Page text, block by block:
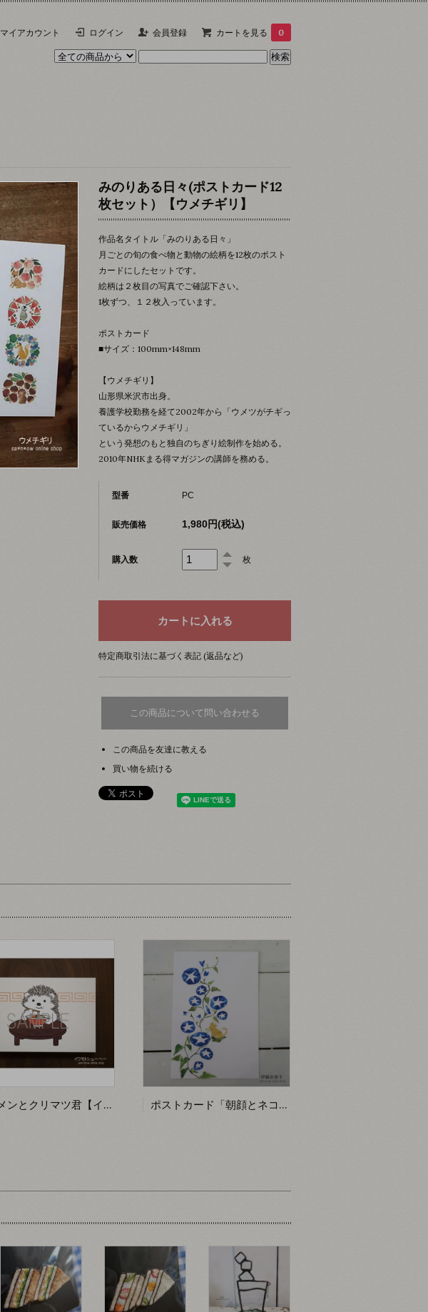
マイアカウント ログイン 会員登録 カートを見る 0
みのりある日々(ポストカード12
枚セット）【ウメチギリ】
作品名タイトル「みのりある日々」
月ごとの旬の食べ物と動物の絵柄を12枚のポスト
カードにしたセットです。
絵柄は２枚目の写真でご確認下さい。
1枚ずつ、１２枚入っています。
ポストカード
■サイズ：100mm×148mm
【ウメチギリ】
山形県米沢市出身。
養護学校勤務を経て2002年から「ウメツがチギっ
ているからウメチギリ」
という発想のもと独自のちぎり絵制作を始める。
2010年NHKまる得マガジンの講師を務める。
型番 PC
販売価格 1,980円(税込)
購入数 枚
特定商取引法に基づく表記 (返品など)
この商品について問い合わせる
この商品を友達に教える
買い物を続ける
ラーメンとクリマツ君【イワモトシューヘー】 ポストカード「朝顔とネコ」【伊藤彩恵子】